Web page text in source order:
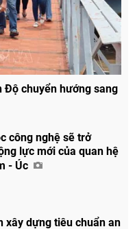
Độ chuyển hướng sang
công nghệ sẽ trở
lực mới của quan hệ
- Úc
xây dựng tiêu chuẩn an